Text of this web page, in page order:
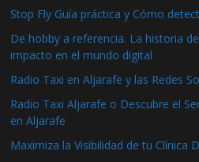
Stop Fly Guía práctica y Cómo
De hobby a referencia. La historia
impacto en el mundo digital
Radio Taxi en Aljarafe y las Redes
Radio Taxi Aljarafe o Descubre el
en Aljarafe
Maximiza la Visibilidad de tu Clínica